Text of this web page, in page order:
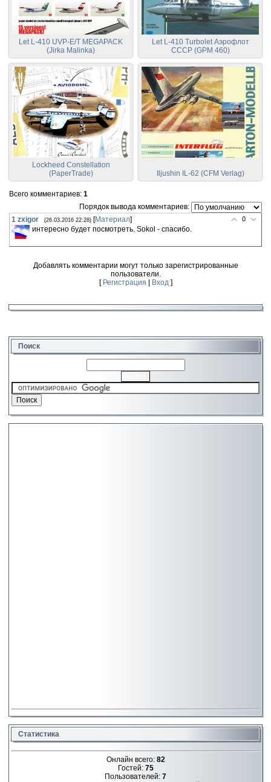
Let L-410 UVP-E/T MEGAPACK
(Jirka Malinka)
Let L-410 Turbolet Аэрофлот
СССР (GPM 460)
Lockheed Constellation
(PaperTrade)
Iljushin IL-62 (CFM Verlag)
Всего комментариев: 1
Порядок вывода комментариев:
0
1 zxigor (26.03.2016 22:28) [Материал]
интересно будет посмотреть. Sokol - спасибо.
Добавлять комментарии могут только зарегистрированные
пользователи.
[ Регистрация Вход]
Поиск
Статистика
Онлайн всего: 82
Гостей: 75
Пользователей: 7